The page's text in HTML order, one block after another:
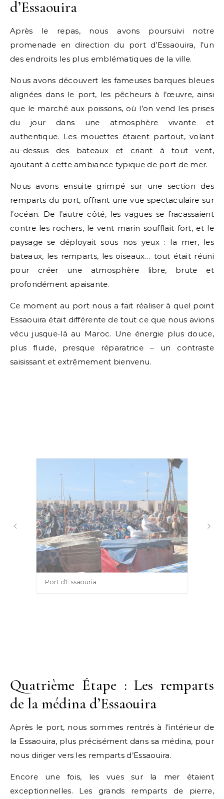
d’Essaouira
Après le repas, nous avons poursuivi notre
promenade en direction du port d’Essaouira, l’un
des endroits les plus emblématiques de la ville.
Nous avons découvert les fameuses barques bleues
alignées dans le port, les pêcheurs à l’œuvre, ainsi
que le marché aux poissons, où l’on vend les prises
du jour dans une atmosphère vivante et
authentique. Les mouettes étaient partout, volant
au-dessus des bateaux et criant à tout vent,
ajoutant à cette ambiance typique de port de mer.
Nous avons ensuite grimpé sur une section des
remparts du port, offrant une vue spectaculaire sur
l’océan. De l’autre côté, les vagues se fracassaient
contre les rochers, le vent marin soufflait fort, et le
paysage se déployait sous nos yeux : la mer, les
bateaux, les remparts, les oiseaux… tout était réuni
pour créer une atmosphère libre, brute et
profondément apaisante.
Ce moment au port nous a fait réaliser à quel point
Essaouira était différente de tout ce que nous avions
vécu jusque-là au Maroc. Une énergie plus douce,
plus fluide, presque réparatrice – un contraste
saisissant et extrêmement bienvenu.
Port d'Essaouria
Quatrième Étape : Les remparts
de la médina d’Essaouira
Après le port, nous sommes rentrés à l’intérieur de
la Essaouira, plus précisément dans sa médina, pour
nous diriger vers les remparts d’Essaouira.
Encore une fois, les vues sur la mer étaient
exceptionnelles. Les grands remparts de pierre,